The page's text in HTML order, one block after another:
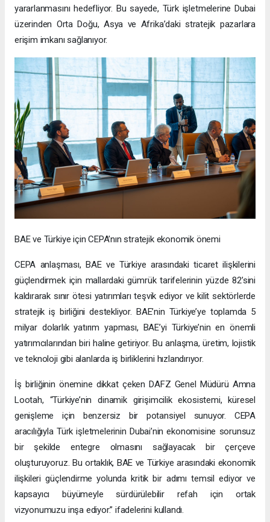
yararlanmasını hedefliyor. Bu sayede, Türk işletmelerine Dubai
üzerinden Orta Doğu, Asya ve Afrika’daki stratejik pazarlara
erişim imkanı sağlanıyor.
BAE ve Türkiye için CEPA’nın stratejik ekonomik önemi
CEPA anlaşması, BAE ve Türkiye arasındaki ticaret ilişkilerini
güçlendirmek için mallardaki gümrük tarifelerinin yüzde 82’sini
kaldırarak sınır ötesi yatırımları teşvik ediyor ve kilit sektörlerde
stratejik iş birliğini destekliyor. BAE’nin Türkiye’ye toplamda 5
milyar dolarlık yatırım yapması, BAE’yi Türkiye’nin en önemli
yatırımcılarından biri haline getiriyor. Bu anlaşma, üretim, lojistik
ve teknoloji gibi alanlarda iş birliklerini hızlandırıyor.
İş birliğinin önemine dikkat çeken DAFZ Genel Müdürü Amna
Lootah, “Türkiye’nin dinamik girişimcilik ekosistemi, küresel
genişleme için benzersiz bir potansiyel sunuyor. CEPA
aracılığıyla Türk işletmelerinin Dubai’nin ekonomisine sorunsuz
bir şekilde entegre olmasını sağlayacak bir çerçeve
oluşturuyoruz. Bu ortaklık, BAE ve Türkiye arasındaki ekonomik
ilişkileri güçlendirme yolunda kritik bir adımı temsil ediyor ve
kapsayıcı büyümeyle sürdürülebilir refah için ortak
vizyonumuzu inşa ediyor.” ifadelerini kullandı.